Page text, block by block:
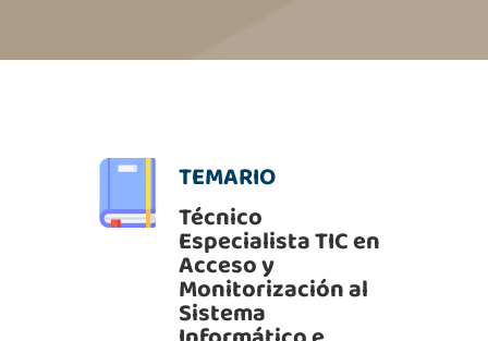
TEMARIO
Técnico
Especialista TIC en
Acceso y
Monitorización al
Sistema